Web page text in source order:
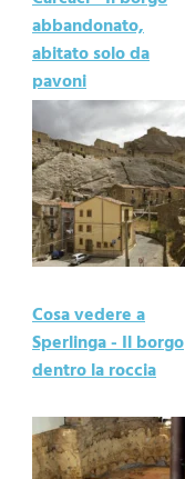
abbandonato,
abitato solo da
pavoni
Cosa vedere a
Sperlinga - Il borgo
dentro la roccia